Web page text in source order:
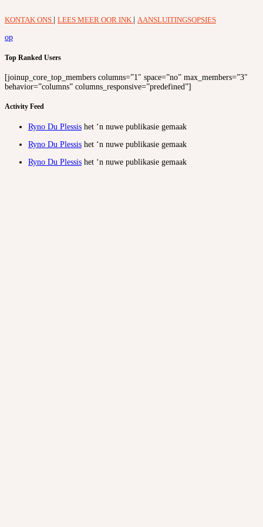
KONTAK ONS LEES MEER OOR INK
AANSLUITINGSOPSIES
op
Top Ranked Users
[joinup_core_top_members columns=”1″ space=”no” max_members=”3″
behavior=”columns” columns_responsive=”predefined”]
Activity Feed
Ryno Du Plessis het ‘n nuwe publikasie gemaak
Ryno Du Plessis het ‘n nuwe publikasie gemaak
Ryno Du Plessis het ‘n nuwe publikasie gemaak